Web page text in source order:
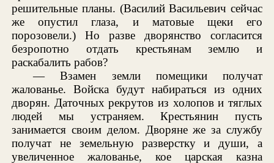
решительные планы. (Василий Васильевич сейчас
же опустил глаза, и матовые щеки его
порозовели.) Но разве дворянство согласится
безропотно отдать крестьянам землю и
раскабалить рабов?
— Взамен земли помещики получат
жалованье. Войска будут набираться из одних
дворян. Даточных рекрутов из холопов и тяглых
людей мы устраняем. Крестьянин пусть
занимается своим делом. Дворяне же за службу
получат не земельную разверстку и души, а
увеличенное жалованье, кое царская казна